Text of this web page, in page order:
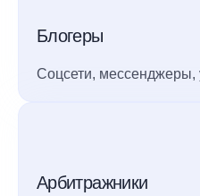
Блогеры
Соцсети, мессенджеры,
Арбитражники